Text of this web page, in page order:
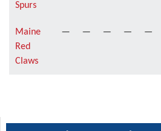
Spurs
Maine
Red
Claws
— — — — —